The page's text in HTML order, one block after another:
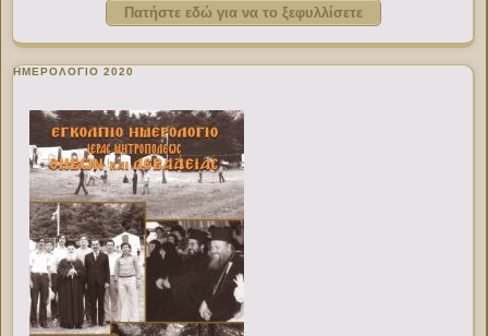
Πατήστε εδώ για να το ξεφυλλίσετε
ΗΜΕΡΟΛΟΓΙΟ 2020